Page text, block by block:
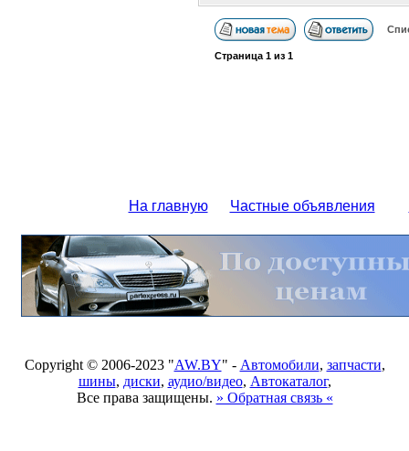
Страница 1из 1
На главную Частные объявления
Copyright © 2006-2023 "AW.BY" - Автомобили, запчасти,
шины, диски, аудио/видео, Автокаталог,
Все права защищены. » Обратная связь «